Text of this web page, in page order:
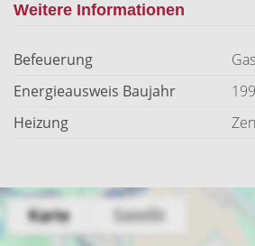
Weitere Informationen
Befeuerung
Gas
Energieausweis Baujahr
Heizung